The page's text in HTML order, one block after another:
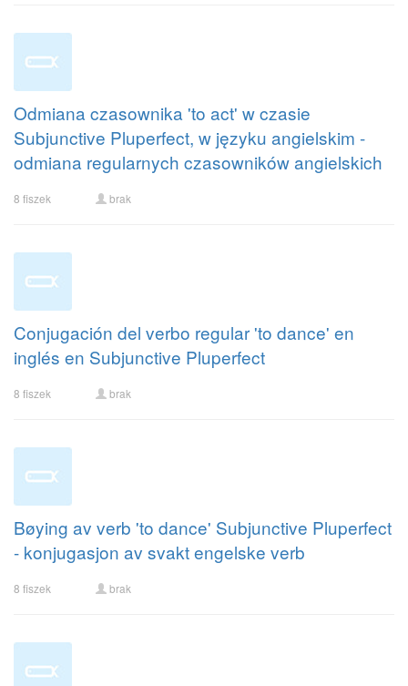
Odmiana czasownika 'to act' w czasie
Subjunctive Pluperfect, w języku angielskim -
odmiana regularnych czasowników angielskich
8 fiszek brak
Conjugación del verbo regular 'to dance' en
inglés en Subjunctive Pluperfect
8 fiszek brak
Bøying av verb 'to dance' Subjunctive Pluperfect
- konjugasjon av svakt engelske verb
8 fiszek brak